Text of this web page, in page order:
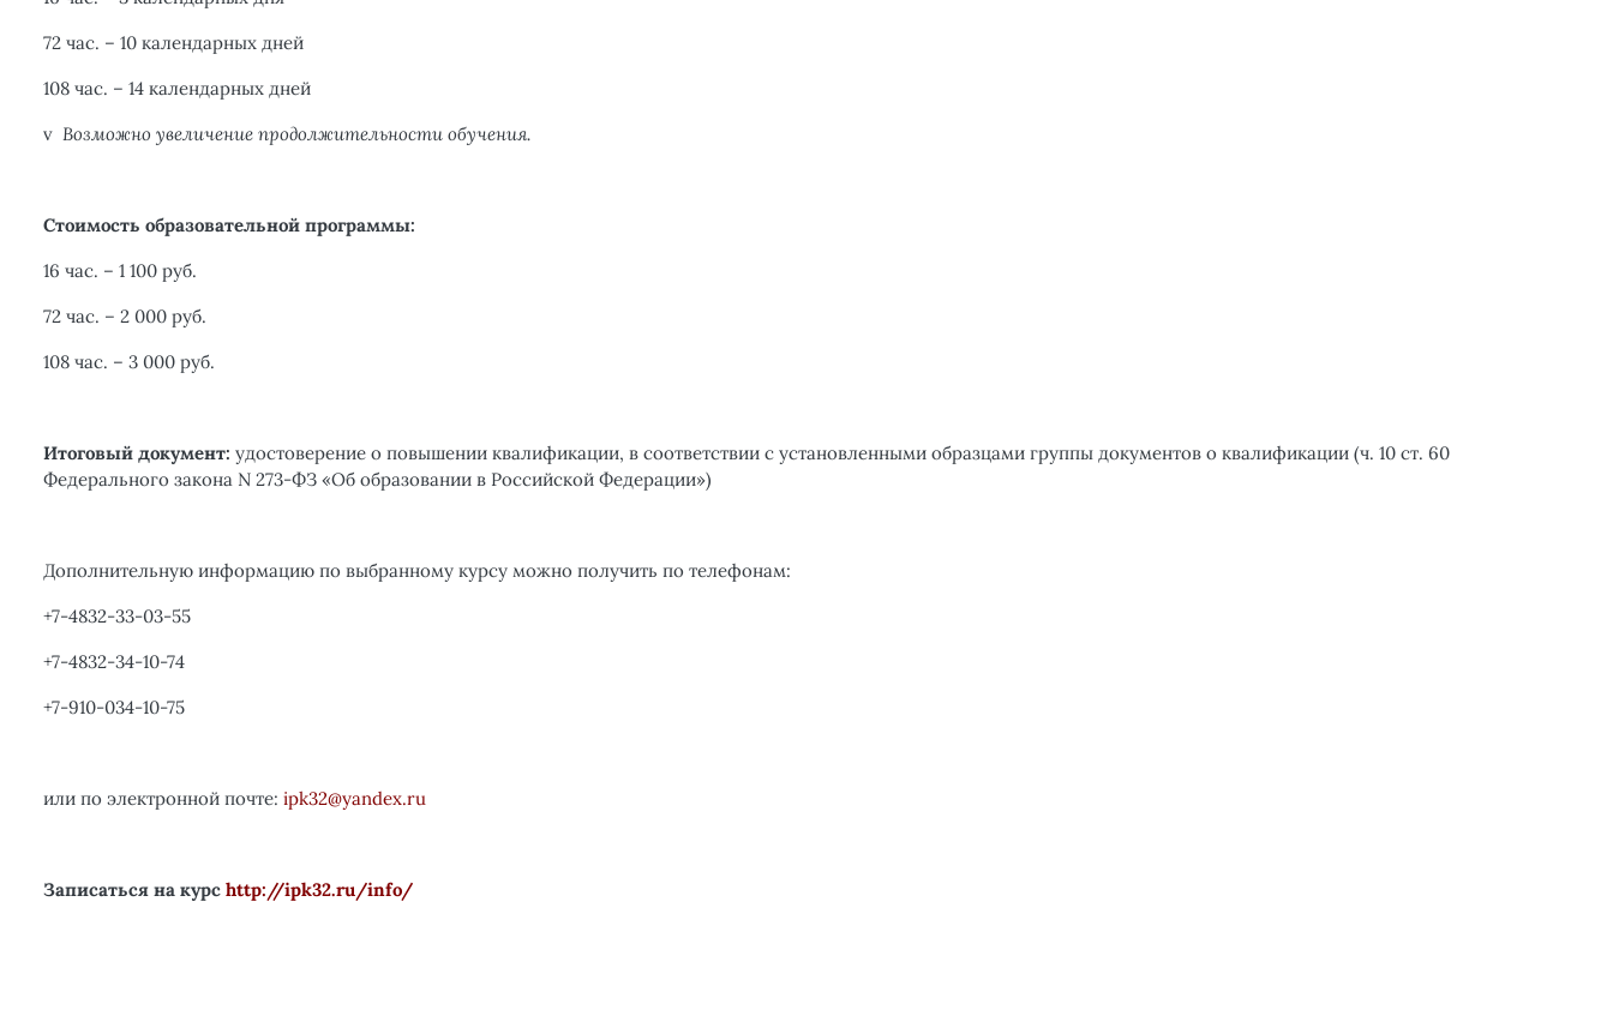
72 час. – 10 календарных дней
108 час. – 14 календарных дней
v Возможно увеличение продолжительности обучения.
Стоимость образовательной программы:
16 час. – 1 100 руб.
72 час. – 2 000 руб.
108 час. – 3 000 руб.
Итоговый документ: удостоверение о повышении квалификации, в соответствии с установленными образцами группы документов о квалификации (ч. 10 ст. 60
Федерального закона N 273-ФЗ «Об образовании в Российской Федерации»)
Дополнительную информацию по выбранному курсу можно получить по телефонам:
+7-4832-33-03-55
+7-4832-34-10-74
+7-910-034-10-75
или по электронной почте: ipk32@yandex.ru
Записаться на курс http://ipk32.ru/info/